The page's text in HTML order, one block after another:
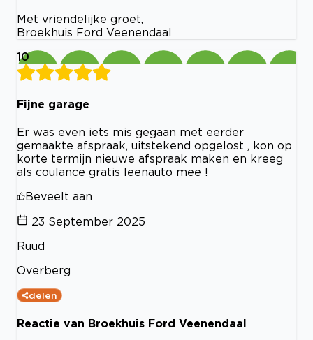
Met vriendelijke groet,
Broekhuis Ford Veenendaal
10
Fijne garage
Er was even iets mis gegaan met eerder
gemaakte afspraak, uitstekend opgelost , kon op
korte termijn nieuwe afspraak maken en kreeg
als coulance gratis leenauto mee !
Beveelt aan
23 September 2025
Ruud
Overberg
delen
Reactie van Broekhuis Ford Veenendaal